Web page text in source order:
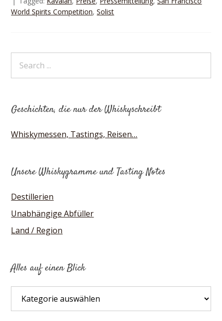
World Spirits Competition,Solist
Geschichten, die nur der Whiskyschreibt
Whiskymessen, Tastings, Reisen…
Unsere Whiskygramme und Tasting Notes
Destillerien
Unabhängige Abfüller
Land / Region
Alles auf einen Blick
auf